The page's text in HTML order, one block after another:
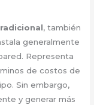
, también
generalmente
Representa
de costos de
Sin embargo,
y generar más